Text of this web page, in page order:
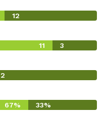
12
11 3
2
67% 33%